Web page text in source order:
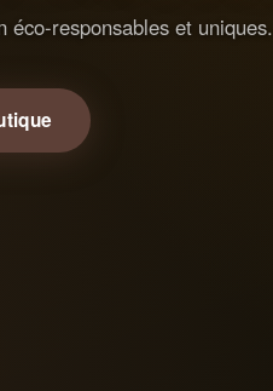
responsables et uniques.